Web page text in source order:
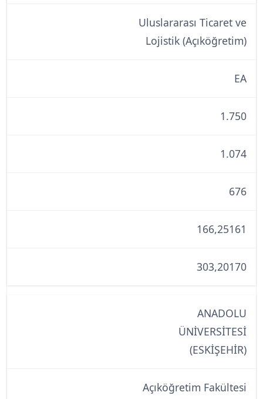
Uluslararası Ticaret ve
Lojistik (Açıköğretim)
EA
1.750
1.074
676
166,25161
303,20170
ANADOLU
ÜNİVERSİTESİ
(ESKİŞEHİR)
Açıköğretim Fakültesi